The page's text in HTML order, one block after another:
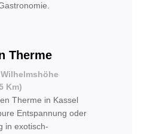
Therme
Km)
Therme in Kassel
Entspannung oder
in exotisch-